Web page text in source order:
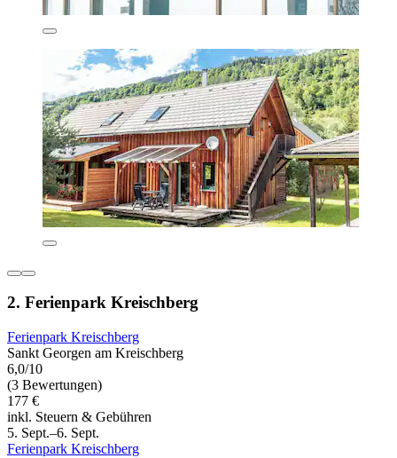
2. Ferienpark Kreischberg
Ferienpark Kreischberg
Sankt Georgen am Kreischberg
6,0/10
(3 Bewertungen)
177 €
inkl. Steuern & Gebühren
5. Sept.–6. Sept.
Ferienpark Kreischberg